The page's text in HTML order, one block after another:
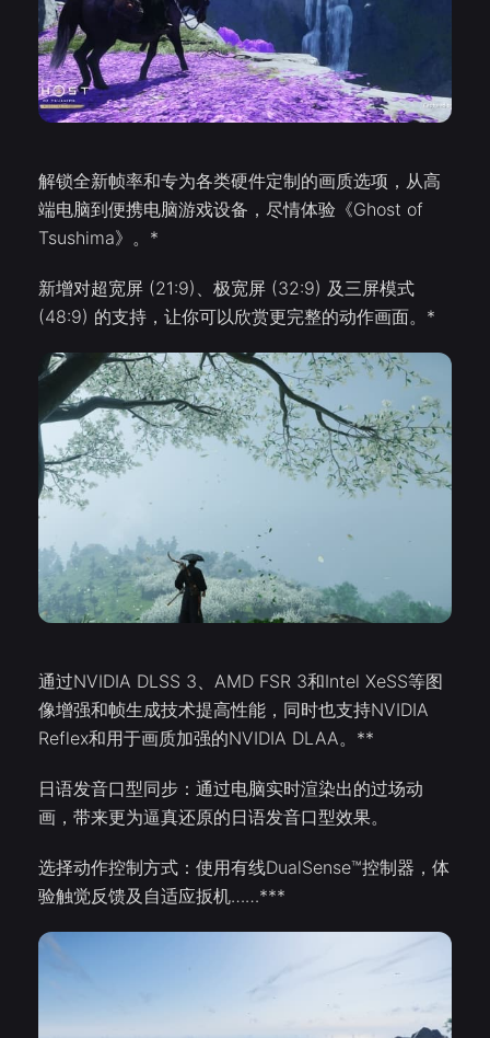
解锁全新帧率和专为各类硬件定制的画质选项，从高
端电脑到便携电脑游戏设备，尽情体验《Ghost of
Tsushima》。*
新增对超宽屏 (21:9)、极宽屏 (32:9) 及三屏模式
(48:9) 的支持，让你可以欣赏更完整的动作画面。*
通过NVIDIA DLSS 3、AMD FSR 3和Intel XeSS等图
像增强和帧生成技术提高性能，同时也支持NVIDIA
Reflex和用于画质加强的NVIDIA DLAA。**
日语发音口型同步：通过电脑实时渲染出的过场动
画，带来更为逼真还原的日语发音口型效果。
选择动作控制方式：使用有线DualSense™控制器，体
验触觉反馈及自适应扳机……***